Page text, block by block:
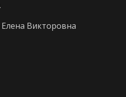
Викторовна